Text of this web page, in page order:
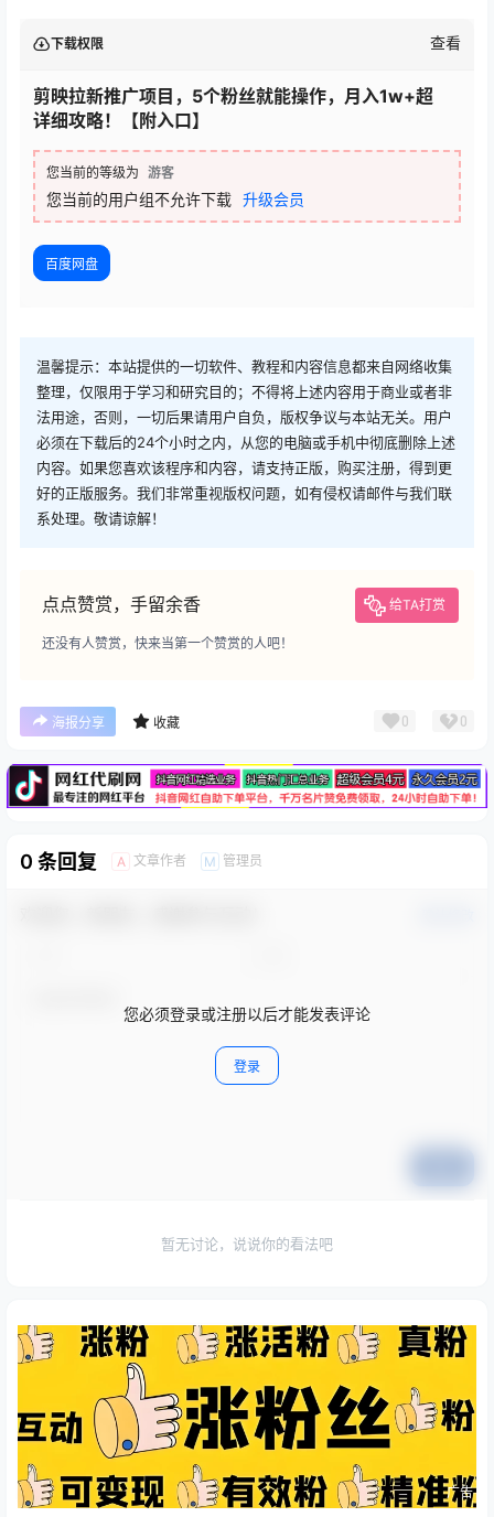
下载权限 查看
剪映拉新推广项目，5个粉丝就能操作，月入1w+超
详细攻略！【附入口】
您当前的等级为 游客
您当前的用户组不允许下载 升级会员
百度网盘
温馨提示：本站提供的一切软件、教程和内容信息都来自网络收集
整理，仅限用于学习和研究目的；不得将上述内容用于商业或者非
法用途，否则，一切后果请用户自负，版权争议与本站无关。用户
必须在下载后的24个小时之内，从您的电脑或手机中彻底删除上述
内容。如果您喜欢该程序和内容，请支持正版，购买注册，得到更
好的正版服务。我们非常重视版权问题，如有侵权请邮件与我们联
系处理。敬请谅解！
点点赞赏，手留余香 给TA打赏
还没有人赞赏，快来当第一个赞赏的人吧！
海报分享 收藏 0 0
广告
0 条回复 A 文章作者 M 管理员
您必须登录或注册以后才能发表评论
登录
暂无讨论，说说你的看法吧
广告